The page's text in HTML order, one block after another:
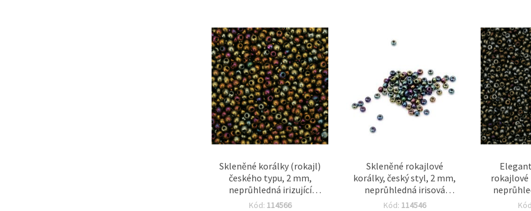
Skleněné korálky (rokajl)
českého typu, 2 mm,
neprůhledná irizující
zlatá barva, 15 g (~2050
Kód: 114566
Skleněné rokajlové
korálky, český styl, 2 mm,
neprůhledná irisová
zelená, 15 g (cca 2050 ks)
Kód: 114546
rokajlové
styl –